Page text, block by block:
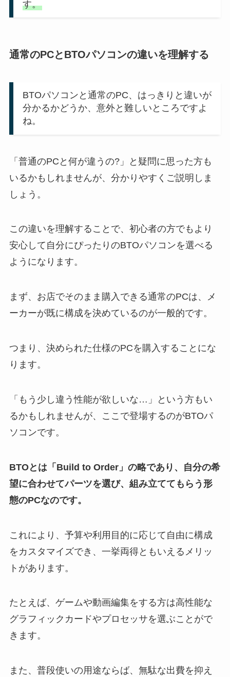
す。
通常のPCとBTOパソコンの違いを理解する
BTOパソコンと通常のPC、はっきりと違いが
分かるかどうか、意外と難しいところですよ
ね。
「普通のPCと何が違うの?」と疑問に思った方も
いるかもしれませんが、分かりやすくご説明しま
しょう。
この違いを理解することで、初心者の方でもより
安心して自分にぴったりのBTOパソコンを選べる
ようになります。
まず、お店でそのまま購入できる通常のPCは、メ
ーカーが既に構成を決めているのが一般的です。
つまり、決められた仕様のPCを購入することにな
ります。
「もう少し違う性能が欲しいな…」という方もい
るかもしれませんが、ここで登場するのがBTOパ
ソコンです。
BTOとは「Build to Order」の略であり、自分の希
望に合わせてパーツを選び、組み立ててもらう形
態のPCなのです。
これにより、予算や利用目的に応じて自由に構成
をカスタマイズでき、一挙両得ともいえるメリッ
トがあります。
たとえば、ゲームや動画編集をする方は高性能な
グラフィックカードやプロセッサを選ぶことがで
きます。
また、普段使いの用途ならば、無駄な出費を抑え